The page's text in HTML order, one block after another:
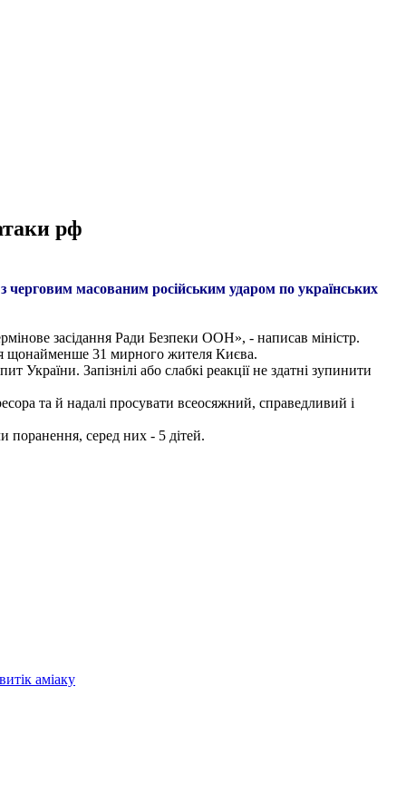
рф
черговим масованим російським ударом по українських
засідання Ради Безпеки ООН», - написав міністр.
щонайменше 31 мирного жителя Києва.
України. Запізнілі або слабкі реакції не здатні зупинити
та й надалі просувати всеосяжний, справедливий і
поранення, серед них - 5 дітей.
аміаку